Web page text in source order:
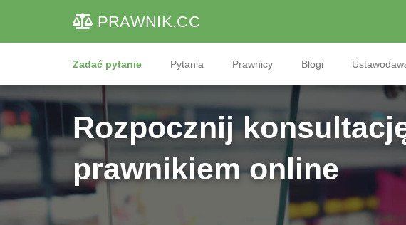
PRAWNIK.CC
Zadać pytanie Pytania Prawnicy Blogi
Rozpocznij
prawnikiem online